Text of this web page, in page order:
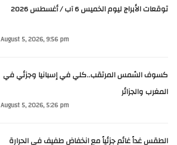
توقعات الأبراج ليوم الخميس 6 آب / أغسطس 2026
August 5, 2026, 9:56 pm
كسوف الشمس المرتقب..كلي في إسبانيا وجزئي في
المغرب والجزائر
August 5, 2026, 5:26 pm
الطقس غداً غائم جزئياً مع انخفاض طفيف في الحرارة